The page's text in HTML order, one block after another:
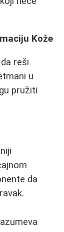
Kože
reši
u
pružiti
da